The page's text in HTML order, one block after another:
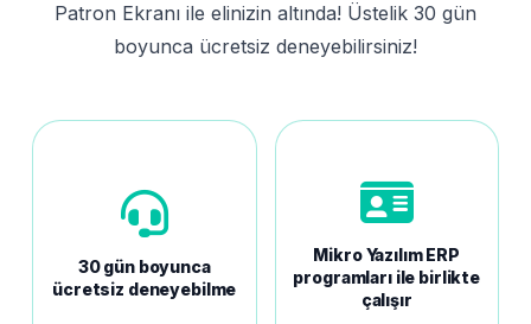
Patron Ekranı ile elinizin altında! Üstelik 30 gün
boyunca ücretsiz deneyebilirsiniz!
30 gün boyunca
ücretsiz deneyebilme
Mikro Yazılım ERP
programları ile birlikte
çalışır